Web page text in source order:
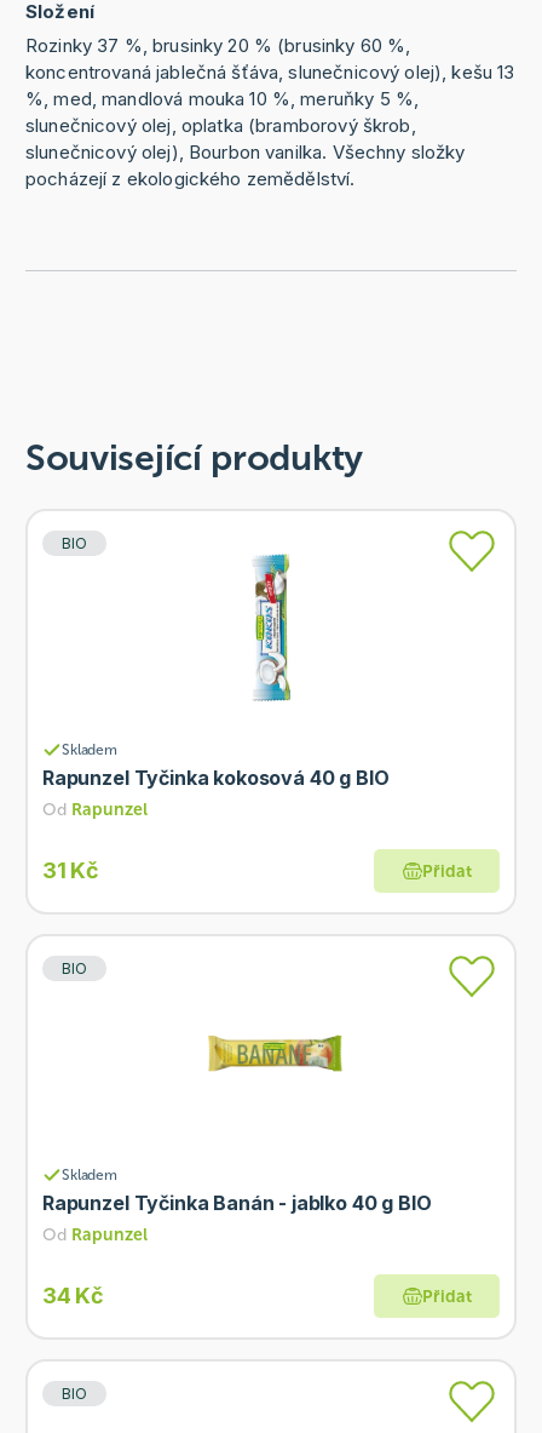
Složení
Rozinky 37 %, brusinky 20 % (brusinky 60 %,
koncentrovaná jablečná šťáva, slunečnicový olej), kešu 13
%, med, mandlová mouka 10 %, meruňky 5 %,
slunečnicový olej, oplatka (bramborový škrob,
slunečnicový olej), Bourbon vanilka. Všechny složky
pocházejí z ekologického zemědělství.
Související produkty
BIO
Skladem
Rapunzel Tyčinka kokosová 40 g BIO
Od Rapunzel
31 Kč Přidat
BIO
Skladem
Rapunzel Tyčinka Banán - jablko 40 g BIO
Od Rapunzel
34 Kč Přidat
BIO